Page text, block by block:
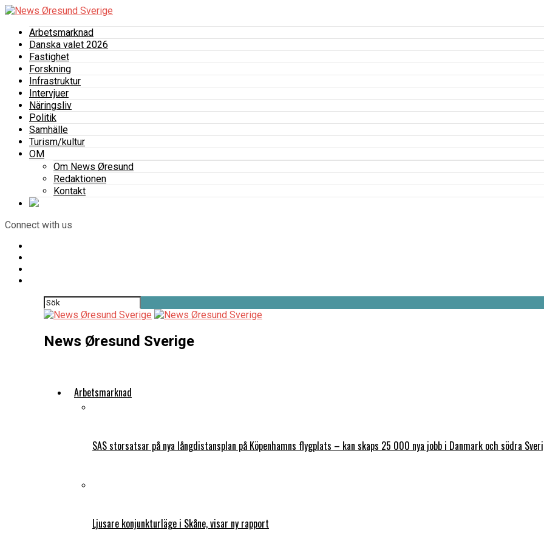
Arbetsmarknad
Danska valet 2026
Fastighet
Forskning
Infrastruktur
Intervjuer
Näringsliv
Politik
Samhälle
Turism/kultur
OM
Om News Øresund
Redaktionen
Kontakt
Connect with us
News Øresund Sverige
Arbetsmarknad
SAS storsatsar på nya långdistansplan på Köpenhamns flygplats – kan skaps 25 000 nya jobb i Danmark och södra
Ljusare konjunkturläge i Skåne, visar ny rapport